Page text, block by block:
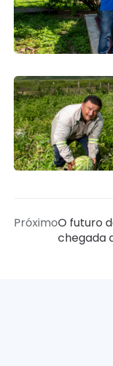
PróximoO futuro
chegada